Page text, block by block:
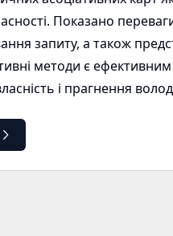
Показано
запиту, а також
методи є
і прагнення